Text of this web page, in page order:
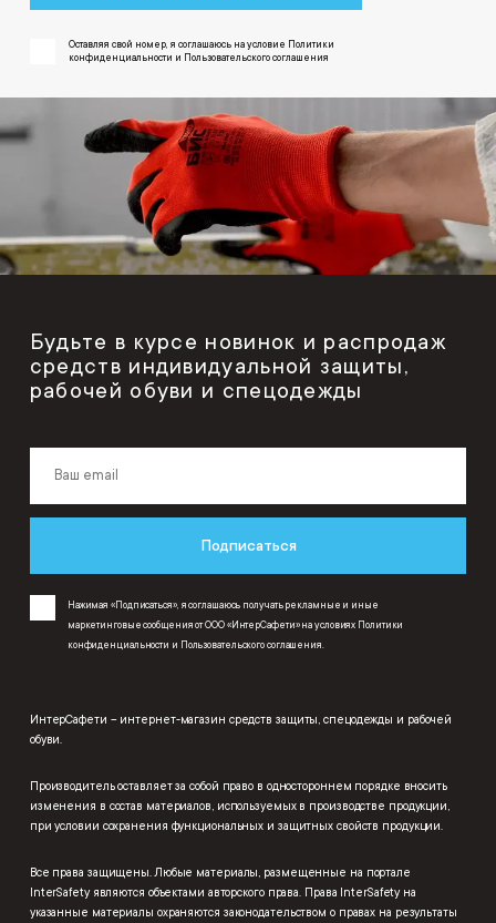
Оставляя свой номер, я соглашаюсь на условие Политики
конфиденциальности и Пользовательского соглашения
Будьте в курсе новинок и распродаж
средств индивидуальной защиты,
рабочей обуви и спецодежды
Подписаться
Нажимая «Подписаться», я соглашаюсь получать рекламные и иные
маркетинговые сообщения от ООО «ИнтерСафети» на условиях Политики
конфиденциальности и Пользовательского соглашения.
ИнтерСафети – интернет-магазин средств защиты, спецодежды и рабочей
обуви.
Производитель оставляет за собой право в одностороннем порядке вносить
изменения в состав материалов, используемых в производстве продукции,
при условии сохранения функциональных и защитных свойств продукции.
Все права защищены. Любые материалы, размещенные на портале
InterSafety являются объектами авторского права. Права InterSafety на
указанные материалы охраняются законодательством о правах на результаты